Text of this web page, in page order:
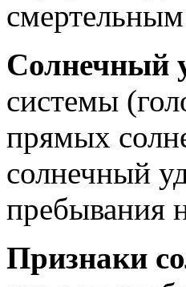
Солнечный
системы
прямых
солнечный
пребывания
Признаки